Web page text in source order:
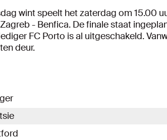
wint speelt het zaterdag om 15.00
- Benfica. De finale staat
FC Porto is al uitgeschakeld.
deur.